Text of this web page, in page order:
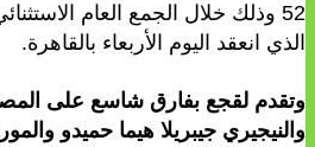
الذي انعقد اليوم الأربعاء بالقاهرة.
وتقدم لقجع بفارق شاسع على
والنيجيري جيبريلا هيما حميدو